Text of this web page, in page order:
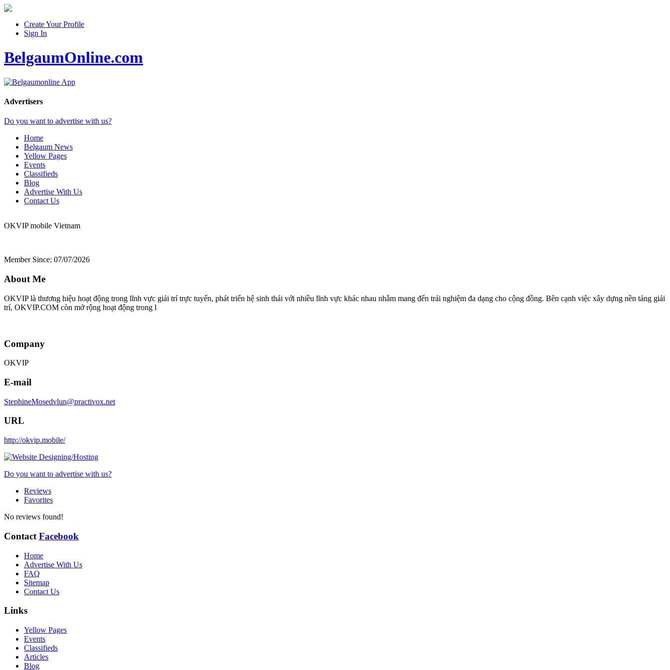
Create Your Profile
Sign In
BelgaumOnline.com
Advertisers
Do you want to advertise with us?
Home
Belgaum News
Yellow Pages
Events
Classifieds
Blog
Advertise With Us
Contact Us
OKVIP mobile Vietnam
Member Since: 07/07/2026
About Me
OKVIP là thương hiệu hoạt động trong lĩnh vực giải trí trực tuyến, phát triển hệ sinh thái với nhiều lĩnh vực khác nhau nhằm mang đến trải nghiệm đa dạng cho cộng đồng. Bên cạnh việc xây dựng nền tảng giải
trí, OKVIP.COM còn mở rộng hoạt động trong l
Company
OKVIP
E-mail
StephineMosedvlun@practivox.net
URL
http://okvip.mobile/
Do you want to advertise with us?
Reviews
Favorites
No reviews found!
Contact Facebook
Home
Advertise With Us
FAQ
Sitemap
Contact Us
Links
Yellow Pages
Events
Classifieds
Articles
Blog